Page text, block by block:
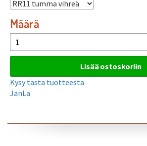
Määrä
Kysy tästä tuotteesta
JanLa